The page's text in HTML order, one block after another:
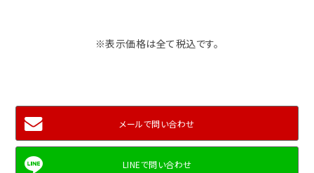
※表示価格は全て税込です。
メールで問い合わせ